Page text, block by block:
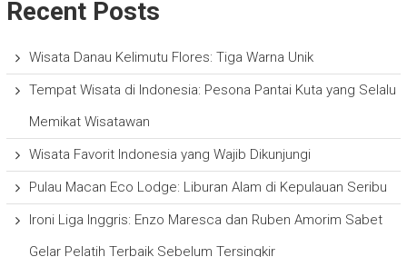
Recent Posts
Wisata Danau Kelimutu Flores: Tiga Warna Unik
Tempat Wisata di Indonesia: Pesona Pantai Kuta yang Selalu
Memikat Wisatawan
Wisata Favorit Indonesia yang Wajib Dikunjungi
Pulau Macan Eco Lodge: Liburan Alam di Kepulauan Seribu
Ironi Liga Inggris: Enzo Maresca dan Ruben Amorim Sabet
Gelar Pelatih Terbaik Sebelum Tersingkir